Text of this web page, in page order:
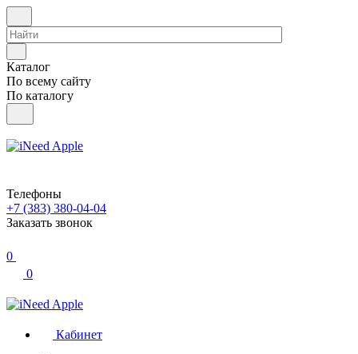
Каталог
По всему сайту
По каталогу
Телефоны
+7 (383) 380-04-04
Заказать звонок
0
0
Кабинет